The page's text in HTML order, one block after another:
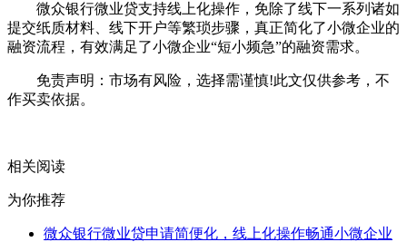
微众银行微业贷支持线上化操作，免除了线下一系列诸如
提交纸质材料、线下开户等繁琐步骤，真正简化了小微企业的
融资流程，有效满足了小微企业“短小频急”的融资需求。
免责声明：市场有风险，选择需谨慎!此文仅供参考，不
作买卖依据。
相关阅读
为你推荐
微众银行微业贷申请简便化，线上化操作畅通小微企业